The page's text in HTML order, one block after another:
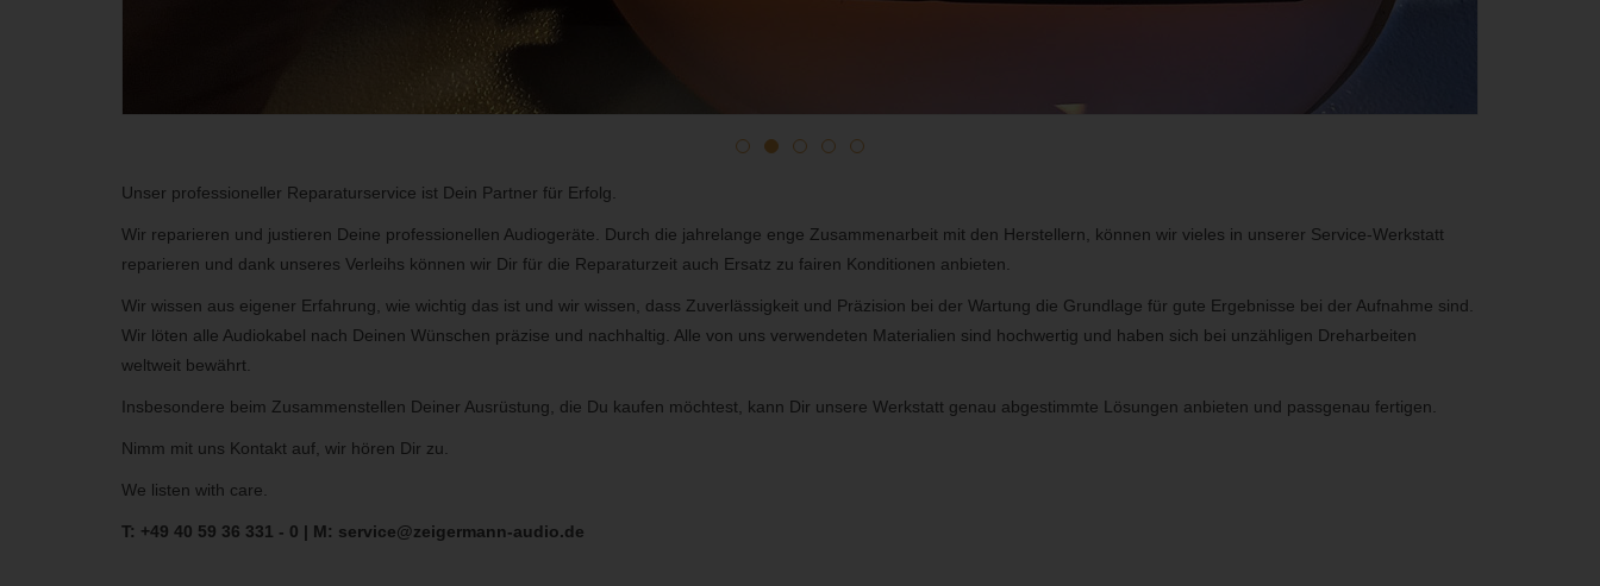
Unser professioneller Reparaturservice ist Dein Partner für Erfolg.
Wir reparieren und justieren Deine professionellen Audiogeräte. Durch die jahrelange enge Zusammenarbeit mit den Herstellern, können wir vieles in unserer Service-Werkstatt
reparieren und dank unseres Verleihs können wir Dir für die Reparaturzeit auch Ersatz zu fairen Konditionen anbieten.
Wir wissen aus eigener Erfahrung, wie wichtig das ist und wir wissen, dass Zuverlässigkeit und Präzision bei der Wartung die Grundlage für gute Ergebnisse bei der Aufnahme sind.
Wir löten alle Audiokabel nach Deinen Wünschen präzise und nachhaltig. Alle von uns verwendeten Materialien sind hochwertig und haben sich bei unzähligen Dreharbeiten
weltweit bewährt.
Insbesondere beim Zusammenstellen Deiner Ausrüstung, die Du kaufen möchtest, kann Dir unsere Werkstatt genau abgestimmte Lösungen anbieten und passgenau fertigen.
Nimm mit uns Kontakt auf, wir hören Dir zu.
We listen with care.
T: +49 40 59 36 331 - 0 | M: service@zeigermann-audio.de